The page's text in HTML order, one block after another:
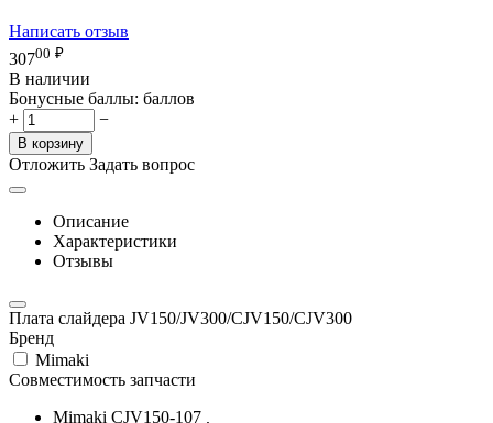
Написать отзыв
30700 ₽
В наличии
Бонусные баллы: баллов
+
−
В корзину
Отложить Задать вопрос
Описание
Характеристики
Отзывы
Плата слайдера JV150/JV300/CJV150/CJV300
Бренд
Mimaki
Совместимость запчасти
Mimaki CJV150-107